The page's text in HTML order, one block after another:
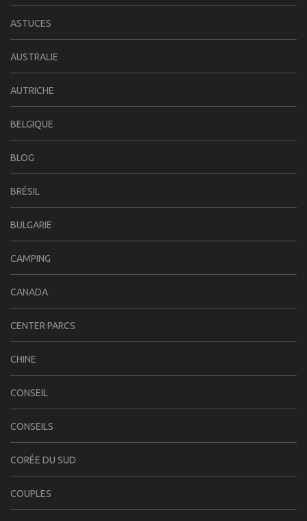
ASTUCES
AUSTRALIE
AUTRICHE
BELGIQUE
BLOG
BRÉSIL
BULGARIE
CAMPING
CANADA
CENTER PARCS
CHINE
CONSEIL
CONSEILS
CORÉE DU SUD
COUPLES